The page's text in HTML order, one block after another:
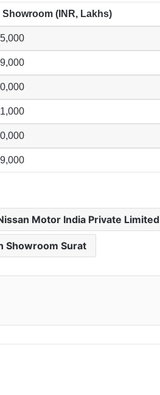
Showroom (INR, Lakhs)
Motor India Private Limited
Showroom Surat